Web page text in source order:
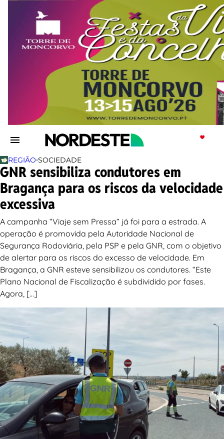
REGIÃO•SOCIEDADE
GNR sensibiliza condutores em
Bragança para os riscos da velocidade
excessiva
A campanha “Viaje sem Pressa” já foi para a estrada. A
operação é promovida pela Autoridade Nacional de
Segurança Rodoviária, pela PSP e pela GNR, com o objetivo
de alertar para os riscos do excesso de velocidade. Em
Bragança, a GNR esteve sensibilizou os condutores. “Este
Plano Nacional de Fiscalização é subdividido por fases.
Agora, […]